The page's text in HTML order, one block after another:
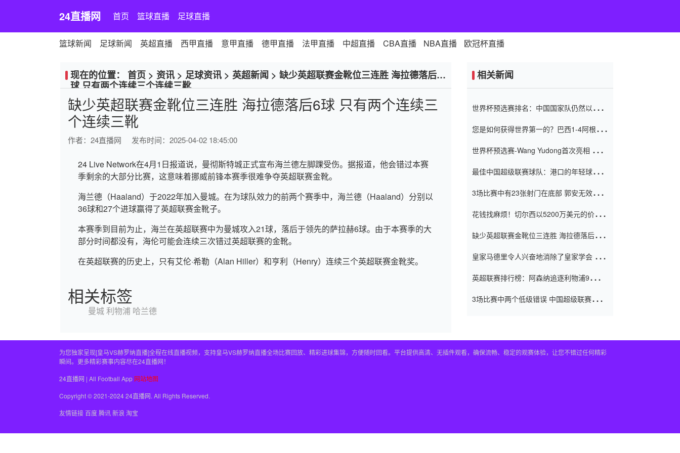
24直播网 首页 篮球直播 足球直播
篮球新闻 足球新闻 英超直播 西甲直播 意甲直播 德甲直播 法甲直播 中超直播 CBA直播 NBA直播 欧冠杯直播
现在的位置： 首页 > 资讯 > 足球资讯 > 英超新闻 > 缺少英超联赛金靴位三连胜 海拉德落后6
球 只有两个连续三个连续三靴
缺少英超联赛金靴位三连胜 海拉德落后6球 只有两个连续三
个连续三靴
作者： 24直播网 发布时间：2025-04-02 18:45:00
24 Live Network在4月1日报道说，曼彻斯特城正式宣布海兰德左脚踝受伤。据报道，他会错过本赛
季剩余的大部分比赛，这意味着挪威前锋本赛季很难争夺英超联赛金靴。
海兰德（Haaland）于2022年加入曼城。在为球队效力的前两个赛季中，海兰德（Haaland）分别以
36球和27个进球赢得了英超联赛金靴子。
本赛季到目前为止，海兰在英超联赛中为曼城攻入21球，落后于领先的萨拉赫6球。由于本赛季的大
部分时间都没有，海伦可能会连续三次错过英超联赛的金靴。
在英超联赛的历史上，只有艾伦·希勒（Alan Hiller）和亨利（Henry）连续三个英超联赛金靴奖。
相关标签
曼城利物浦 哈兰德
相关新闻
世界杯预选赛排名：中国国家队仍然以6分
您是如何获得世界第一的？巴西1-4阿根
世界杯预选赛-Wang Yudong首次亮相 中国
最佳中国超级联赛球队：港口的年轻球员在
（Taishan）
3场比赛中有23张射门在底部 郭安无效传球
花钱找麻烦！切尔西以5200万美元的价格
窗口
缺少英超联赛金靴位三连胜 海拉德落后6球
皇家马德里令人兴奋地消除了皇家学会 安
英超联赛排行榜：阿森纳追逐利物浦9分 曼
3场比赛中两个低级错误 中国超级联赛的前
为您独家呈现[皇马VS赫罗纳直播]全程在线直播视频，支持皇马VS赫罗纳直播全场比赛回放、精彩进球集锦，方便随时回看。平台提供高清、无插件观看，确保流畅、稳定的观赛体验，让您不错过任何精彩
瞬间。更多精彩赛事内容尽在24直播网！
24直播网 | All Football App 网站地图
Copyright © 2021-2024 24直播网. All Rights Reserved.
友情链接百度腾讯新浪 淘宝